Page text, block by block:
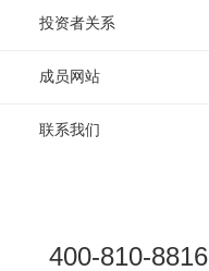
投资者关系
成员网站
联系我们
400-810-8816